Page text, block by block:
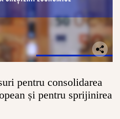
pentru consolidarea
și pentru sprijinirea